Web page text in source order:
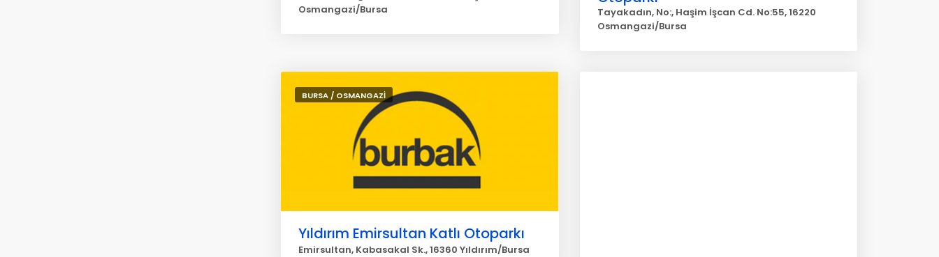
Osmangazi/Bursa
Tayakadın, No:, Haşim İşcan Cd. No:55, 16220
Osmangazi/Bursa
BURSA / OSMANGAZİ
Yıldırım Emirsultan Katlı Otoparkı
Emirsultan, Kabasakal Sk., 16360 Yıldırım/Bursa